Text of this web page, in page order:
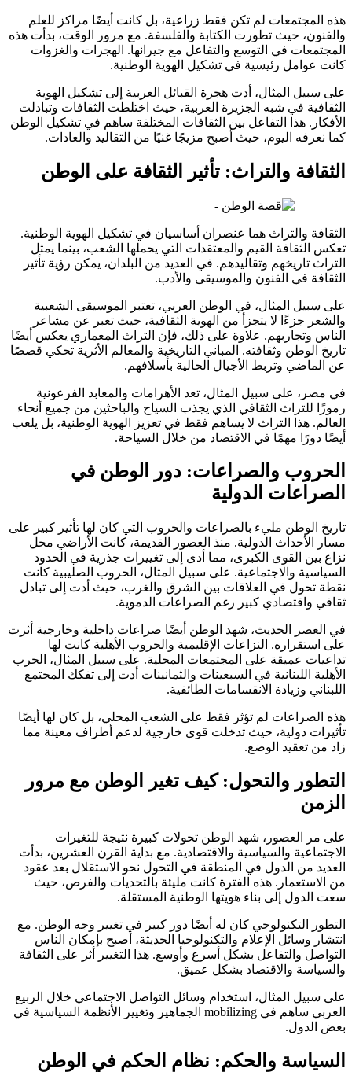
هذه المجتمعات لم تكن فقط زراعية، بل كانت أيضًا مراكز للعلم
والفنون، حيث تطورت الكتابة والفلسفة. مع مرور الوقت، بدأت هذه
المجتمعات في التوسع والتفاعل مع جيرانها. الهجرات والغزوات
كانت عوامل رئيسية في تشكيل الهوية الوطنية.
على سبيل المثال، أدت هجرة القبائل العربية إلى تشكيل الهوية
الثقافية في شبه الجزيرة العربية، حيث اختلطت الثقافات وتبادلت
الأفكار. هذا التفاعل بين الثقافات المختلفة ساهم في تشكيل الوطن
كما نعرفه اليوم، حيث أصبح مزيجًا غنيًا من التقاليد والعادات.
الثقافة والتراث: تأثير الثقافة على الوطن
الثقافة والتراث هما عنصران أساسيان في تشكيل الهوية الوطنية.
تعكس الثقافة القيم والمعتقدات التي يحملها الشعب، بينما يمثل
التراث تاريخهم وتقاليدهم. في العديد من البلدان، يمكن رؤية تأثير
الثقافة في الفنون والموسيقى والأدب.
على سبيل المثال، في الوطن العربي، تعتبر الموسيقى الشعبية
والشعر جزءًا لا يتجزأ من الهوية الثقافية، حيث تعبر عن مشاعر
الناس وتجاربهم. علاوة على ذلك، فإن التراث المعماري يعكس أيضًا
تاريخ الوطن وثقافته. المباني التاريخية والمعالم الأثرية تحكي قصصًا
عن الماضي وتربط الأجيال الحالية بأسلافهم.
في مصر، على سبيل المثال، تعد الأهرامات والمعابد الفرعونية
رموزًا للتراث الثقافي الذي يجذب السياح والباحثين من جميع أنحاء
العالم. هذا التراث لا يساهم فقط في تعزيز الهوية الوطنية، بل يلعب
أيضًا دورًا مهمًا في الاقتصاد من خلال السياحة.
الحروب والصراعات: دور الوطن في
الصراعات الدولية
تاريخ الوطن مليء بالصراعات والحروب التي كان لها تأثير كبير على
مسار الأحداث الدولية. منذ العصور القديمة، كانت الأراضي محل
نزاع بين القوى الكبرى، مما أدى إلى تغييرات جذرية في الحدود
السياسية والاجتماعية. على سبيل المثال، الحروب الصليبية كانت
نقطة تحول في العلاقات بين الشرق والغرب، حيث أدت إلى تبادل
ثقافي واقتصادي كبير رغم الصراعات الدموية.
في العصر الحديث، شهد الوطن أيضًا صراعات داخلية وخارجية أثرت
على استقراره. النزاعات الإقليمية والحروب الأهلية كانت لها
تداعيات عميقة على المجتمعات المحلية. على سبيل المثال، الحرب
الأهلية اللبنانية في السبعينات والثمانينات أدت إلى تفكك المجتمع
اللبناني وزيادة الانقسامات الطائفية.
هذه الصراعات لم تؤثر فقط على الشعب المحلي، بل كان لها أيضًا
تأثيرات دولية، حيث تدخلت قوى خارجية لدعم أطراف معينة مما
زاد من تعقيد الوضع.
التطور والتحول: كيف تغير الوطن مع مرور
الزمن
على مر العصور، شهد الوطن تحولات كبيرة نتيجة للتغيرات
الاجتماعية والسياسية والاقتصادية. مع بداية القرن العشرين، بدأت
العديد من الدول في المنطقة في التحول نحو الاستقلال بعد عقود
من الاستعمار. هذه الفترة كانت مليئة بالتحديات والفرص، حيث
سعت الدول إلى بناء هويتها الوطنية المستقلة.
التطور التكنولوجي كان له أيضًا دور كبير في تغيير وجه الوطن. مع
انتشار وسائل الإعلام والتكنولوجيا الحديثة، أصبح بإمكان الناس
التواصل والتفاعل بشكل أسرع وأوسع. هذا التغيير أثر على الثقافة
والسياسة والاقتصاد بشكل عميق.
على سبيل المثال، استخدام وسائل التواصل الاجتماعي خلال الربيع
العربي ساهم في mobilizing الجماهير وتغيير الأنظمة السياسية في
بعض الدول.
السياسة والحكم: نظام الحكم في الوطن